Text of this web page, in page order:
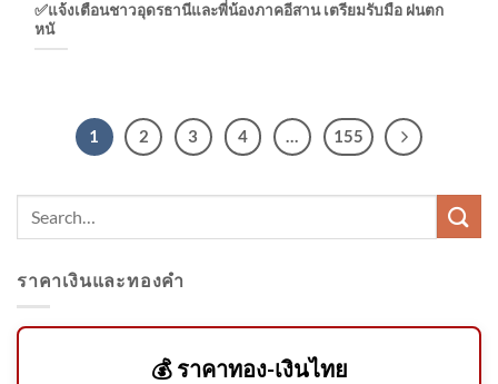
✅แจ้งเตือนชาวอุดรธานีและพี่น้องภาคอีสาน เตรียมรับมือ ฝนตก
หนั
1 2 3 4 … 155
ราคาเงินและทองคำ
💰 ราคาทอง-เงินไทย